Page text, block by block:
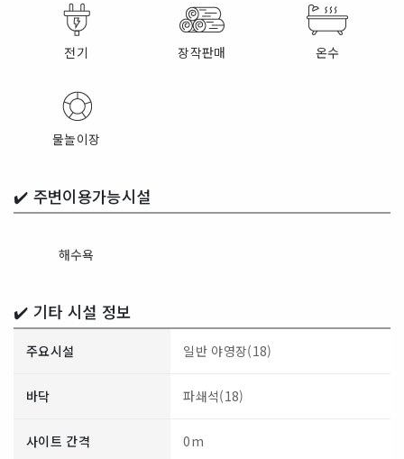
전기 장작판매 온수
물놀이장
✔️ 주변이용가능시설
해수욕
✔️ 기타 시설 정보
주요시설 일반 야영장(18)
바닥 파쇄석(18)
사이트 간격 0m